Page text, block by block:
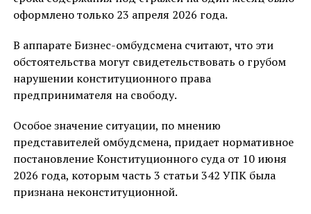
оформлено только 23 апреля 2026 года.
В аппарате Бизнес-омбудсмена считают, что эти
обстоятельства могут свидетельствовать о грубом
нарушении конституционного права
предпринимателя на свободу.
Особое значение ситуации, по мнению
представителей омбудсмена, придает нормативное
постановление Конституционного суда от 10 июня
2026 года, которым часть 3 статьи 342 УПК была
признана неконституционной.